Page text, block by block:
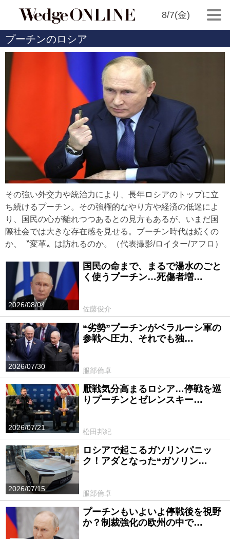
8/7(金)
プーチンのロシア
その強い外交力や統治力により、長年ロシアのトップに立
ち続けるプーチン。その強権的なやり方や経済の低迷によ
り、国民の心が離れつつあるとの見方もあるが、いまだ国
際社会では大きな存在感を見せる。プーチン時代は続くの
か、〝変革〟は訪れるのか。（代表撮影/ロイター/アフロ）
2026/08/04
国民の命まで、まるで湯水のごと
く使うプーチン…死傷者増…
佐藤俊介
2026/07/30
“劣勢”プーチンがベラルーシ軍の
参戦へ圧力、それでも独…
服部倫卓
2026/07/21
厭戦気分高まるロシア…停戦を巡
りプーチンとゼレンスキー…
松田邦紀
2026/07/15
ロシアで起こるガソリンパニッ
ク！アダとなった“ガソリン…
服部倫卓
プーチンもいよいよ停戦後を視野
か？制裁強化の欧州の中で…